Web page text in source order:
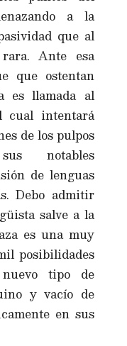
a la
que al
Ante esa
que ostentan
es llamada al
cual intentará
de los pulpos
notables
de lenguas
Debo admitir
salve a la
es una muy
posibilidades
tipo de
y vacío de
en sus